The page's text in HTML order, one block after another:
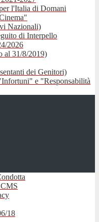
l'Italia di Domani
Nazionali)
di Interpello
2026
al 31/8/2019)
dei Genitori)
e "Responsabilità
18